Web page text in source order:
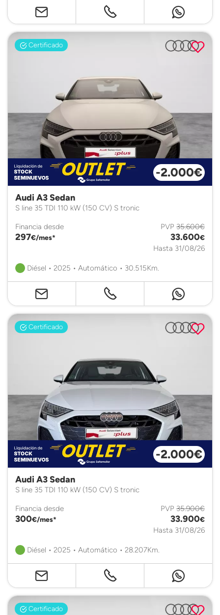
Certificado
-2.000€
Audi A3 Sedan
S line 35 TDI 110 kW (150 CV) S tronic
Financia desde
297€/mes*
PVP 35.600€
33.600€
Hasta 31/08/26
Diésel • 2025 • Automático • 30.515Km.
Certificado
-2.000€
Audi A3 Sedan
S line 35 TDI 110 kW (150 CV) S tronic
Financia desde
300€/mes*
PVP 35.900€
33.900€
Hasta 31/08/26
Diésel • 2025 • Automático • 28.207Km.
Certificado